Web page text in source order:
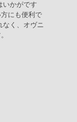
いかがです
にも便利で
なく、オヴニ